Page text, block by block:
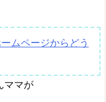
ムページからどう
ママが